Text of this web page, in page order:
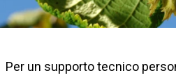
Per un supporto tecnico